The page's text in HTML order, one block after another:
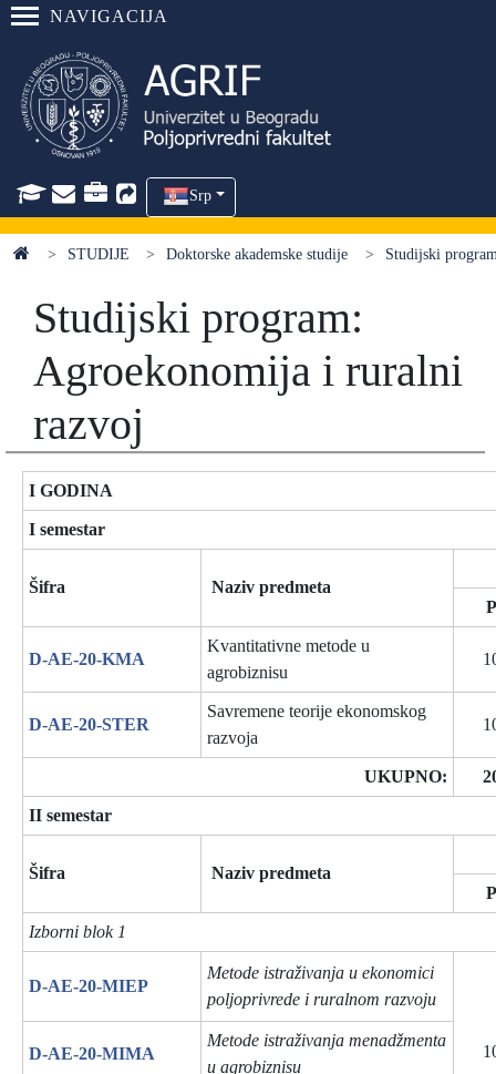
NAVIGACIJA
Srp
STUDIJE Doktorske akademske studije Studijski
Studijski program:
Agroekonomija i ruralni
razvoj
I GODINA
I semestar
Šifra
Naziv predmeta
P
D-AE-20-KMA
Kvantitativne metode u
agrobiznisu
D-AE-20-STER
Savremene teorije ekonomskog
razvoja
UKUPNO:
II semestar
Šifra
Naziv predmeta
P
Izborni blok 1
D-AE-20-MIEP
Metode istraživanja u ekonomici
poljoprivrede i ruralnom razvoju
D-AE-20-MIMA
Metode istraživanja menadžmenta
u agrobiznisu